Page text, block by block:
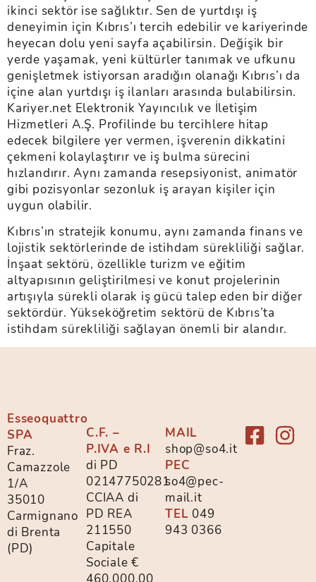
ikinci sektör ise sağlıktır. Sen de yurtdışı iş
deneyimin için Kıbrıs’ı tercih edebilir ve kariyerinde
heyecan dolu yeni sayfa açabilirsin. Değişik bir
yerde yaşamak, yeni kültürler tanımak ve ufkunu
genişletmek istiyorsan aradığın olanağı Kıbrıs’ı da
içine alan yurtdışı iş ilanları arasında bulabilirsin.
Kariyer.net Elektronik Yayıncılık ve İletişim
Hizmetleri A.Ş. Profilinde bu tercihlere hitap
edecek bilgilere yer vermen, işverenin dikkatini
çekmeni kolaylaştırır ve iş bulma sürecini
hızlandırır. Aynı zamanda resepsiyonist, animatör
gibi pozisyonlar sezonluk iş arayan kişiler için
uygun olabilir.
Kıbrıs’ın stratejik konumu, aynı zamanda finans ve
lojistik sektörlerinde de istihdam sürekliliği sağlar.
İnşaat sektörü, özellikle turizm ve eğitim
altyapısının geliştirilmesi ve konut projelerinin
artışıyla sürekli olarak iş gücü talep eden bir diğer
sektördür. Yükseköğretim sektörü de Kıbrıs’ta
istihdam sürekliliği sağlayan önemli bir alandır.
Esseoquattro
SPA
Fraz.
Camazzole
1/A
35010
Carmignano
di Brenta
(PD)
C.F. –
P.IVA e R.I
di PD
02147750281
CCIAA di
PD REA
211550
Capitale
Sociale €
MAIL
shop@so4.it
PEC
so4@pec-
mail.it
TEL 049
943 0366